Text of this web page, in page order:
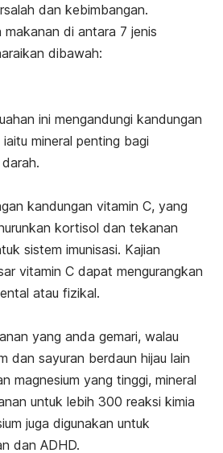
dan kebimbangan.
makanan di antara 7 jenis
dibawah:
ini mengandungi kandungan
mineral penting bagi
kandungan vitamin C, yang
kortisol dan tekanan
sistem imunisasi. Kajian
vitamin C dapat mengurangkan
atau fizikal.
yang anda gemari, walau
dan sayuran berdaun hijau lain
magnesium yang tinggi, mineral
untuk lebih 300 reaksi kimia
juga digunakan untuk
dan ADHD.